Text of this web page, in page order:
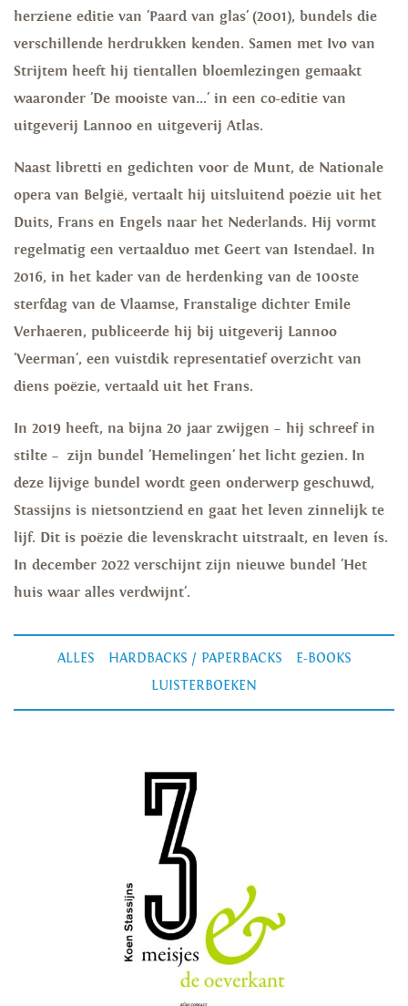
herziene editie van 'Paard van glas' (2001), bundels die
verschillende herdrukken kenden. Samen met Ivo van
Strijtem heeft hij tientallen bloemlezingen gemaakt
waaronder 'De mooiste van...' in een co-editie van
uitgeverij Lannoo en uitgeverij Atlas.
Naast libretti en gedichten voor de Munt, de Nationale
opera van België, vertaalt hij uitsluitend poëzie uit het
Duits, Frans en Engels naar het Nederlands. Hij vormt
regelmatig een vertaalduo met Geert van Istendael. In
2016, in het kader van de herdenking van de 100ste
sterfdag van de Vlaamse, Franstalige dichter Emile
Verhaeren, publiceerde hij bij uitgeverij Lannoo
'Veerman', een vuistdik representatief overzicht van
diens poëzie, vertaald uit het Frans.
In 2019 heeft, na bijna 20 jaar zwijgen – hij schreef in
stilte – zijn bundel 'Hemelingen' het licht gezien. In
deze lijvige bundel wordt geen onderwerp geschuwd,
Stassijns is nietsontziend en gaat het leven zinnelijk te
lijf. Dit is poëzie die levenskracht uitstraalt, en leven ís.
In december 2022 verschijnt zijn nieuwe bundel 'Het
huis waar alles verdwijnt'.
ALLES HARDBACKS / PAPERBACKS
E-BOOKS
LUISTERBOEKEN